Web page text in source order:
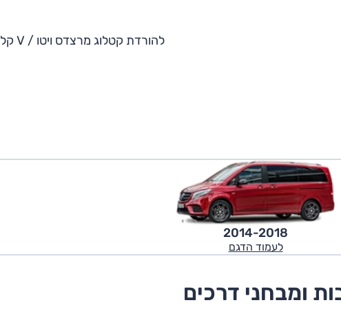
להורדת קטלוג מרצדס ויטו / V קלאס
2014-2018
לעמוד הדגם